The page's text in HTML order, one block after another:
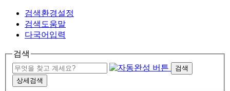
검색환경설정
검색도움말
다국어입력
검색
검색
상세검색